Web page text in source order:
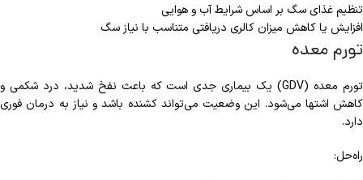
تنظیم غذای سگ بر اساس شرایط آب ‌و هوایی
افزایش یا کاهش میزان کالری دریافتی متناسب با نیاز سگ
تورم معده
تورم معده (GDV) یک بیماری جدی است که باعث نفخ شدید، درد شکمی و
کاهش اشتها می‌شود. این وضعیت می‌تواند کشنده باشد و نیاز به درمان فوری
دارد.
راه‌حل: